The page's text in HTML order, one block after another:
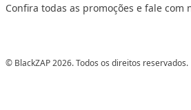
Confira todas as promoções e fale
© BlackZAP 2026. Todos os direitos reservados.